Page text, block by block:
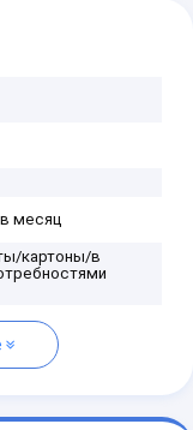
месяц
картоны/в